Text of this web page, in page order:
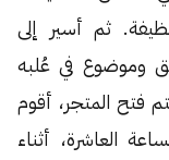
ثم أسير إلى
وموضوع في عُلبه
فتح المتجر، أقوم
العاشرة، أثناء